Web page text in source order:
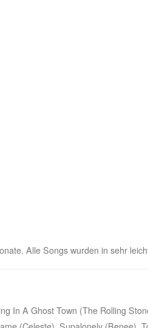
Alle Songs wurden in sehr
In A Ghost Town (The Rolling